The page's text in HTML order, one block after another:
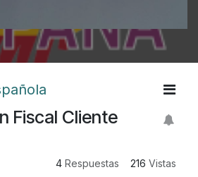
Fiscal Cliente
4 Respuestas 216 Vistas